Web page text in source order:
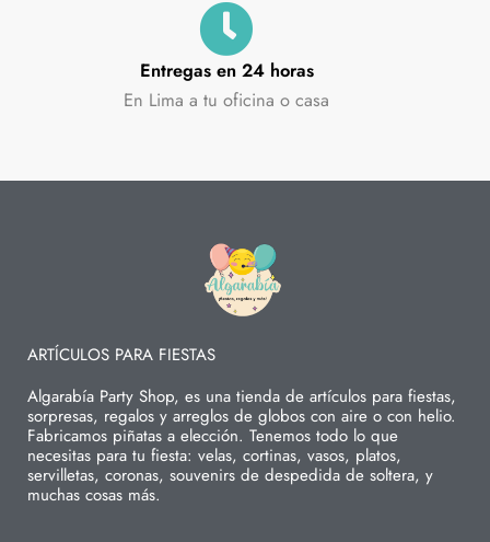
Entregas en 24 horas
En Lima a tu oficina o casa
ARTÍCULOS PARA FIESTAS
Algarabía Party Shop, es una tienda de artículos para fiestas,
sorpresas, regalos y arreglos de globos con aire o con helio.
Fabricamos piñatas a elección. Tenemos todo lo que
necesitas para tu fiesta: velas, cortinas, vasos, platos,
servilletas, coronas, souvenirs de despedida de soltera, y
muchas cosas más.